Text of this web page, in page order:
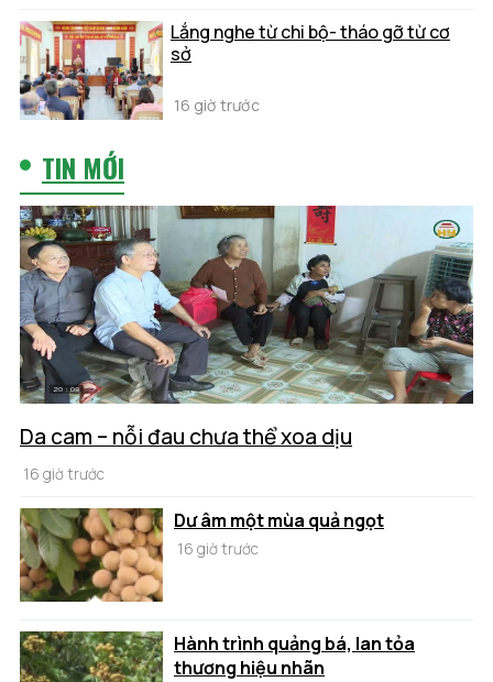
Lắng nghe từ chi bộ- tháo gỡ từ cơ
sở
16 giờ trước
TIN MỚI
Da cam – nỗi đau chưa thể xoa dịu
16 giờ trước
Dư âm một mùa quả ngọt
16 giờ trước
Hành trình quảng bá, lan tỏa
thương hiệu nhãn